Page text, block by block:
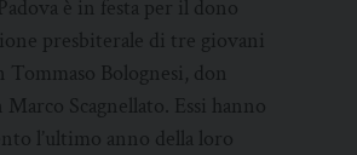
è in festa per il dono
presbiterale di tre giovani
Tommaso Bolognesi, don
Scagnellato. Essi hanno
l’ultimo anno della loro